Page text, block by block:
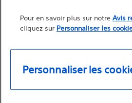
Pour en savoir plus sur notre Avis
cliquez sur Personnaliser les
Personnaliser les